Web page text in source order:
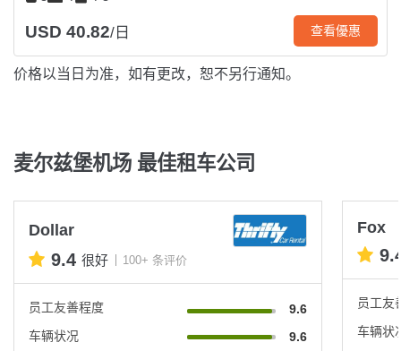
USD 40.82/日 查看優惠
价格以当日为准，如有更改，恕不另行通知。
麦尔兹堡机场 最佳租车公司
Dollar
9.4 很好 100+ 条评价
员工友善程度
9.6
车辆状况
9.6
Fox
员工友
车辆状